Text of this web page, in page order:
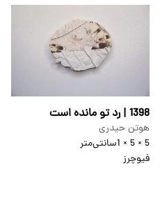
1398 | رد تو مانده است
هوتن حیدری
5 × 5 × 1
سانتی‌متر
فیوچرز